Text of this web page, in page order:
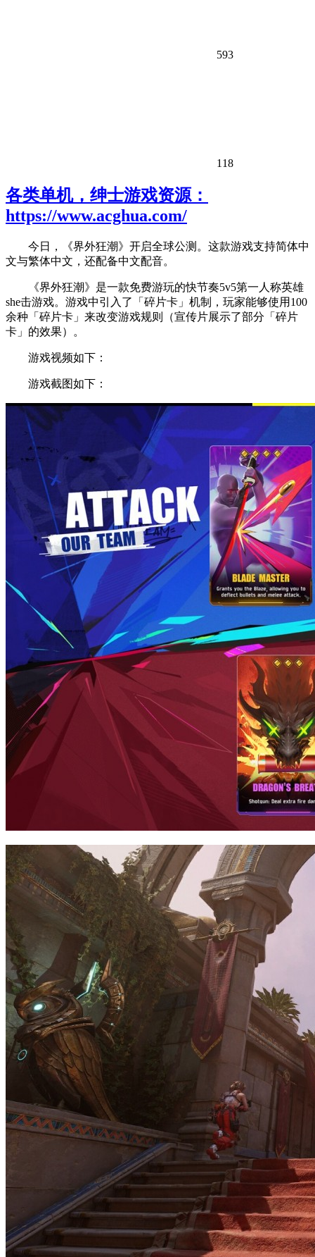
593
118
各类单机，绅士游戏资源：
https://www.acghua.com/
今日，《界外狂潮》开启全球公测。这款游戏支持简体中
文与繁体中文，还配备中文配音。
《界外狂潮》是一款免费游玩的快节奏5v5第一人称英雄
she击游戏。游戏中引入了「碎片卡」机制，玩家能够使用100
余种「碎片卡」来改变游戏规则（宣传片展示了部分「碎片
卡」的效果）。
游戏视频如下：
游戏截图如下：